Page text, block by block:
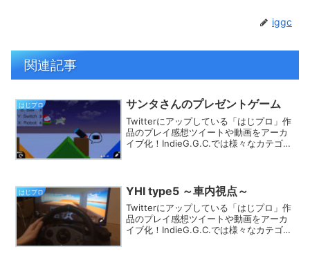
iggc
関連記事
はじプロ サンタさんのプレゼントゲーム
Twitterにアップしている「はじプロ」作
品のプレイ感想ツイートや動画をアーカ
イブ化！IndieG.G.C.では様々なカテゴリ
はじプロ YHI type5 ～車内視点～
Twitterにアップしている「はじプロ」作
品のプレイ感想ツイートや動画をアーカ
イブ化！IndieG.G.C.では様々なカテゴリ